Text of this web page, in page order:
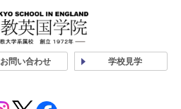
お問い合わせ 学校見学